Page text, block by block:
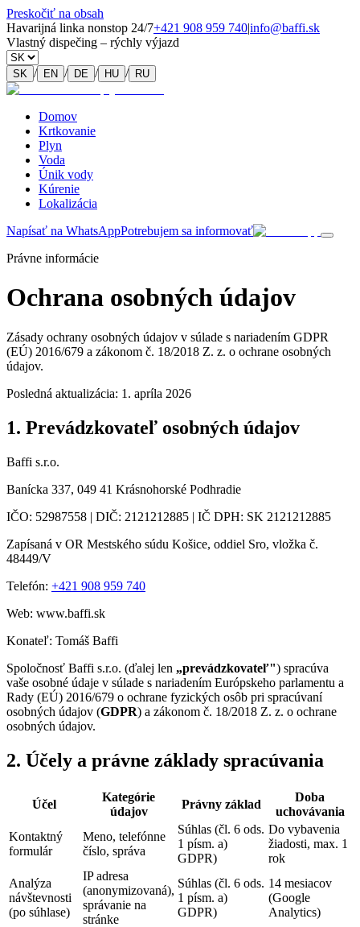
Preskočiť na obsah
Havarijná linka nonstop 24/7+421 908 959 740|info@baffi.sk
Vlastný dispečing – rýchly výjazd
SK / EN / DE / HU / RU
Domov
Krtkovanie
Plyn
Voda
Únik vody
Kúrenie
Lokalizácia
Napísať na WhatsAppPotrebujem sa informovať
Právne informácie
Ochrana osobných údajov
Zásady ochrany osobných údajov v súlade s nariadením GDPR
(EÚ) 2016/679 a zákonom č. 18/2018 Z. z. o ochrane osobných
údajov.
Posledná aktualizácia: 1. apríla 2026
1. Prevádzkovateľ osobných údajov
Baffi s.r.o.
Banícka 337, 049 41 Krásnohorské Podhradie
IČO: 52987558 | DIČ: 2121212885 | IČ DPH: SK 2121212885
Zapísaná v OR Mestského súdu Košice, oddiel Sro, vložka č.
48449/V
Telefón: +421 908 959 740
Web: www.baffi.sk
Konateľ: Tomáš Baffi
Spoločnosť Baffi s.r.o. (ďalej len „prevádzkovateľ") spracúva
vaše osobné údaje v súlade s nariadením Európskeho parlamentu a
Rady (EÚ) 2016/679 o ochrane fyzických osôb pri spracúvaní
osobných údajov (GDPR) a zákonom č. 18/2018 Z. z. o ochrane
osobných údajov.
2. Účely a právne základy spracúvania
Účel
Kategórie
údajov
Právny základ
Doba
uchovávania
Kontaktný
formulár
Meno, telefónne
číslo, správa
Súhlas (čl. 6 ods.
1 písm. a)
GDPR)
Do vybavenia
žiadosti, max. 1
rok
Analýza
návštevnosti
(po súhlase)
IP adresa
(anonymizovaná),
správanie na
stránke
Súhlas (čl. 6 ods.
1 písm. a)
GDPR)
14 mesiacov
(Google
Analytics)